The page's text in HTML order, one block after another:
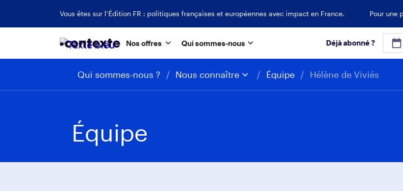
Vous êtes sur l’Édition FR : politiques françaises et européennes avec impact en France. Pour une
Nos offres Qui sommes-nous Déjà abonné ?
Qui sommes-nous ? / Nous connaître / Équipe / Hélène de Viviés
Équipe